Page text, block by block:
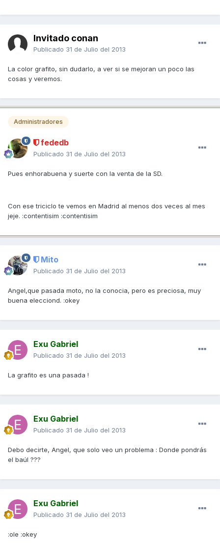
Invitado conan
Publicado 31 de Julio del 2013
La color grafito, sin dudarlo, a ver si se mejoran un poco las
cosas y veremos.
Administradores
fededb
Publicado 31 de Julio del 2013
Pues enhorabuena y suerte con la venta de la SD.
Con ese triciclo te vemos en Madrid al menos dos veces al mes
jeje. :contentisim :contentisim
Mito
Publicado 31 de Julio del 2013
Angel,que pasada moto, no la conocia, pero es preciosa, muy
buena elecciond. :okey
Exu Gabriel
Publicado 31 de Julio del 2013
La grafito es una pasada !
Exu Gabriel
Publicado 31 de Julio del 2013
Debo decirte, Angel, que solo veo un problema : Donde pondrás
el baúl ???
Exu Gabriel
Publicado 31 de Julio del 2013
:ole :okey